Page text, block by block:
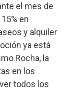
el mes de
en
y alquiler
ya está
Rocha, la
en los
todos los